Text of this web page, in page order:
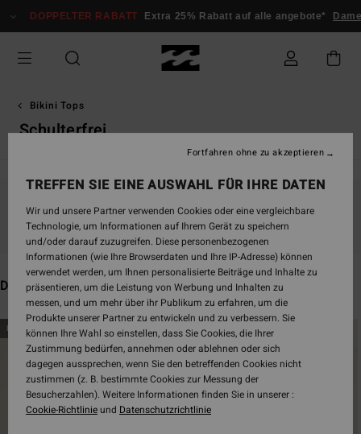
zur
Auswahl
springen
RABATT Extra 25% Rabatt auf alle angebote* Damen
Bikini Tops
Schulterfrei
Bleib dabei, die Produkte sind bald wieder da
Das könnte dir auch gefallen
Direkt
zu
Filterkriterien
springen
Überspringen
und
filtern
BRANDNEU BRANDNEU
TREFFEN SIE EINE AUSWAHL FÜR IHRE DATEN
Wir und unsere Partner verwenden Cookies oder eine vergleichbare
Technologie, um Informationen auf Ihrem Gerät zu speichern
und/oder darauf zuzugreifen. Diese personenbezogenen
Informationen (wie Ihre Browserdaten und Ihre IP-Adresse) können
verwendet werden, um Ihnen personalisierte Beiträge und Inhalte zu
präsentieren, um die Leistung von Werbung und Inhalten zu
messen, und um mehr über ihr Publikum zu erfahren, um die
Produkte unserer Partner zu entwickeln und zu verbessern. Sie
können Ihre Wahl so einstellen, dass Sie Cookies, die Ihrer
Zustimmung bedürfen, annehmen oder ablehnen oder sich
dagegen aussprechen, wenn Sie den betreffenden Cookies nicht
zustimmen (z. B. bestimmte Cookies zur Messung der
Besucherzahlen). Weitere Informationen finden Sie in unserer :
Cookie-Richtlinieund Datenschutzrichtlinie
Fortfahren ohne zu akzeptieren